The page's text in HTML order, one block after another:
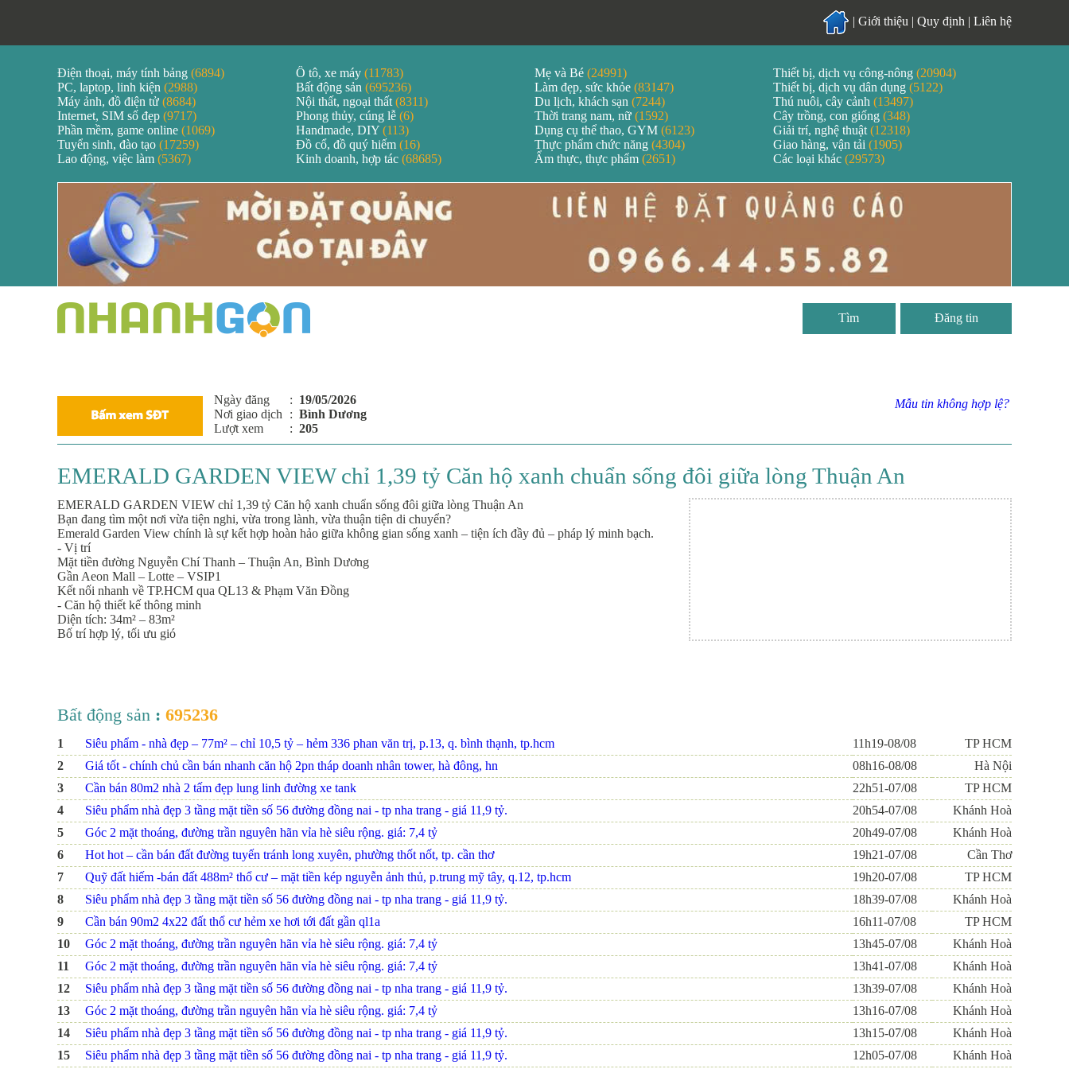
| Giới thiệu | Quy định | Liên hệ
Điện thoại, máy tính bảng (6894) Ô tô, xe máy (11783) Mẹ và Bé (24991) Thiết bị, dịch vụ công-nông (20904)
PC, laptop, linh kiện (2988) Bất động sản (695236) Làm đẹp, sức khỏe (83147) Thiết bị, dịch vụ dân dụng (5122)
Máy ảnh, đồ điện tử (8684) Nội thất, ngoại thất (8311) Du lịch, khách sạn (7244) Thú nuôi, cây cảnh (13497)
Internet, SIM số đẹp (9717) Phong thủy, cúng lễ (6) Thời trang nam, nữ (1592) Cây trồng, con giống (348)
Phần mềm, game online (1069) Handmade, DIY (113) Dụng cụ thể thao, GYM (6123) Giải trí, nghệ thuật (12318)
Tuyển sinh, đào tạo (17259) Đồ cổ, đồ quý hiếm (16) Thực phẩm chức năng (4304) Giao hàng, vận tải (1905)
Lao động, việc làm (5367) Kinh doanh, hợp tác (68685) Ẩm thực, thực phẩm (2651) Các loại khác (29573)
Đăng tin
Ngày đăng : 19/05/2026
Nơi giao dịch
: Bình Dương
Lượt xem
: 205
Mẫu tin không hợp lệ?
EMERALD GARDEN VIEW chỉ 1,39 tỷ Căn hộ xanh chuẩn sống đôi giữa lòng Thuận An
EMERALD GARDEN VIEW chỉ 1,39 tỷ Căn hộ xanh chuẩn sống đôi giữa lòng Thuận An
Bạn đang tìm một nơi vừa tiện nghi, vừa trong lành, vừa thuận tiện di chuyển?
Emerald Garden View chính là sự kết hợp hoàn hảo giữa không gian sống xanh – tiện ích đầy đủ – pháp lý minh bạch.
- Vị trí
Mặt tiền đường Nguyễn Chí Thanh – Thuận An, Bình Dương
Gần Aeon Mall – Lotte – VSIP1
Kết nối nhanh về TP.HCM qua QL13 & Phạm Văn Đồng
- Căn hộ thiết kế thông minh
Diện tích: 34m² – 83m²
Bố trí hợp lý, tối ưu gió
Bất động sản : 695236
1 Siêu phẩm - nhà đẹp – 77m² – chỉ 10,5 tỷ – hẻm 336 phan văn trị, p.13, q. bình thạnh, tp.hcm 11h19-08/08
TP HCM
2
Giá tốt - chính chủ cần bán nhanh căn hộ 2pn tháp doanh nhân tower, hà đông, hn 08h16-08/08
Hà Nội
3
Cần bán 80m2 nhà 2 tấm đẹp lung linh đường xe tank 22h51-07/08
TP HCM
4
Siêu phẩm nhà đẹp 3 tầng mặt tiền số 56 đường đồng nai - tp nha trang - giá 11,9 tỷ. 20h54-07/08
Khánh Hoà
5
Góc 2 mặt thoáng, đường trần nguyên hãn vỉa hè siêu rộng. giá: 7,4 tỷ 20h49-07/08
Khánh Hoà
6
Hot hot – cần bán đất đường tuyến tránh long xuyên, phường thốt nốt, tp. cần thơ 19h21-07/08
Cần Thơ
7
Quỹ đất hiếm -bán đất 488m² thổ cư – mặt tiền kép nguyễn ảnh thủ, p.trung mỹ tây, q.12, tp.hcm 19h20-07/08
TP HCM
8
Siêu phẩm nhà đẹp 3 tầng mặt tiền số 56 đường đồng nai - tp nha trang - giá 11,9 tỷ. 18h39-07/08
Khánh Hoà
9
Cần bán 90m2 4x22 đất thổ cư hẻm xe hơi tới đất gần ql1a 16h11-07/08
TP HCM
10
Góc 2 mặt thoáng, đường trần nguyên hãn vỉa hè siêu rộng. giá: 7,4 tỷ 13h45-07/08
Khánh Hoà
11
Góc 2 mặt thoáng, đường trần nguyên hãn vỉa hè siêu rộng. giá: 7,4 tỷ 13h41-07/08
Khánh Hoà
12
Siêu phẩm nhà đẹp 3 tầng mặt tiền số 56 đường đồng nai - tp nha trang - giá 11,9 tỷ. 13h39-07/08
Khánh Hoà
13
Góc 2 mặt thoáng, đường trần nguyên hãn vỉa hè siêu rộng. giá: 7,4 tỷ 13h16-07/08
Khánh Hoà
14
Siêu phẩm nhà đẹp 3 tầng mặt tiền số 56 đường đồng nai - tp nha trang - giá 11,9 tỷ. 13h15-07/08
Khánh Hoà
15
Siêu phẩm nhà đẹp 3 tầng mặt tiền số 56 đường đồng nai - tp nha trang - giá 11,9 tỷ. 12h05-07/08 Khánh Hoà